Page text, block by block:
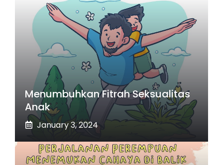
Menumbuhkan Fitrah Seksualitas
Anak
January 3, 2024